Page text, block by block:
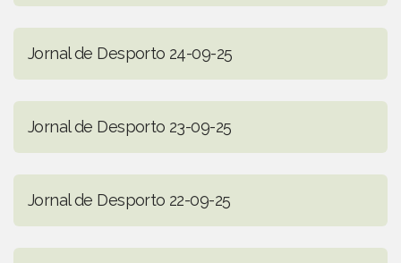
Jornal de Desporto 24-09-25
Jornal de Desporto 23-09-25
Jornal de Desporto 22-09-25